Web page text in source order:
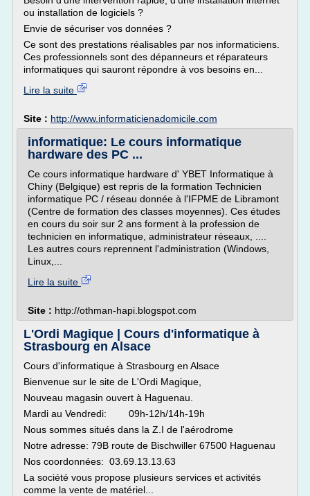
ou installation de logiciels ?
Envie de sécuriser vos données ?
Ce sont des prestations réalisables par nos informaticiens.
Ces professionnels sont des dépanneurs et réparateurs
informatiques qui sauront répondre à vos besoins en...
Lire la suite
Site : http://www.informaticienadomicile.com
informatique: Le cours informatique
hardware des PC ...
Ce cours informatique hardware d' YBET Informatique à
Chiny (Belgique) est repris de la formation Technicien
informatique PC / réseau donnée à l'IFPME de Libramont
(Centre de formation des classes moyennes). Ces études
en cours du soir sur 2 ans forment à la profession de
technicien en informatique, administrateur réseaux, ....
Les autres cours reprennent l'administration (Windows,
Linux,...
Lire la suite
Site : http://othman-hapi.blogspot.com
L'Ordi Magique | Cours d'informatique à
Strasbourg en Alsace
Cours d'informatique à Strasbourg en Alsace
Bienvenue sur le site de L'Ordi Magique,
Nouveau magasin ouvert à Haguenau.
Mardi au Vendredi: 09h-12h/14h-19h
Nous sommes situés dans la Z.I de l'aérodrome
Notre adresse: 79B route de Bischwiller 67500 Haguenau
Nos coordonnées: 03.69.13.13.63
La société vous propose plusieurs services et activités
comme la vente de matériel...